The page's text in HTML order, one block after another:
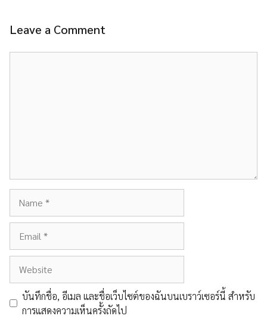
Leave a Comment
บันทึกชื่อ, อีเมล และชื่อเว็บไซต์ของฉันบนเบราว์เซอร์นี้ สำหรับ
การแสดงความเห็นครั้งถัดไป